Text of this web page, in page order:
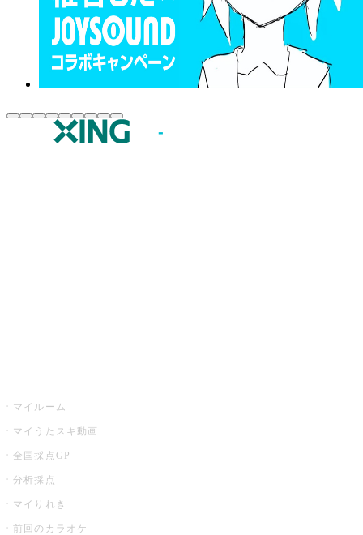
マイルーム
マイうたスキ動画
全国採点GP
分析採点
マイりれき
前回のカラオケ